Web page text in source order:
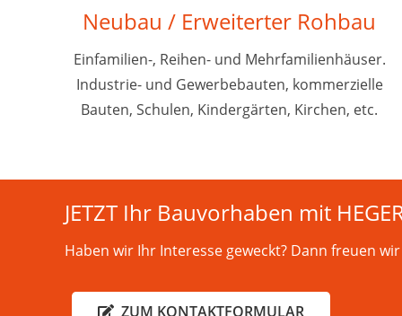
Neubau / Erweiterter Rohbau
Einfamilien-, Reihen- und Mehrfamilienhäuser.
Industrie- und Gewerbebauten, kommerzielle
Bauten, Schulen, Kindergärten, Kirchen, etc.
JETZT Ihr Bauvorhaben mit
Haben wir Ihr Interesse geweckt? Dann freuen
ZUM KONTAKTFORMULAR